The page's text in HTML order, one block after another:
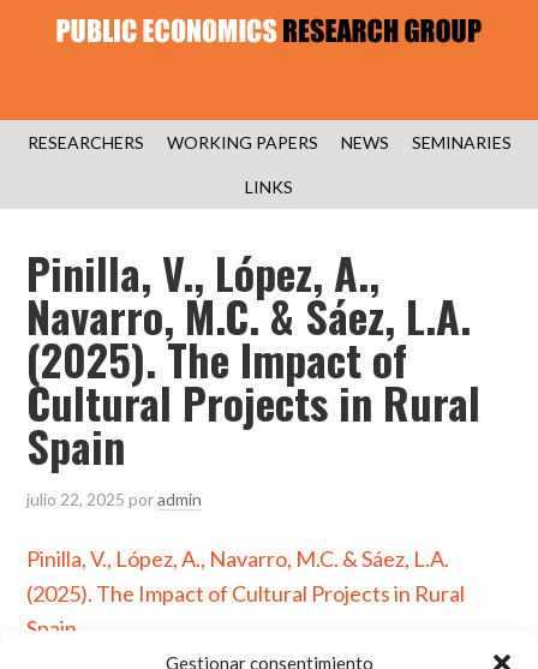
Gestionar consentimiento
RESEARCHERS WORKING PAPERS NEWS SEMINARIES
LINKS
Pinilla, V., López, A.,
Navarro, M.C. & Sáez, L.A.
(2025). The Impact of
Cultural Projects in Rural
Spain
julio 22, 2025 poradmin
Pinilla, V., López, A., Navarro, M.C. & Sáez, L.A.
(2025). The Impact of Cultural Projects in Rural
Spain